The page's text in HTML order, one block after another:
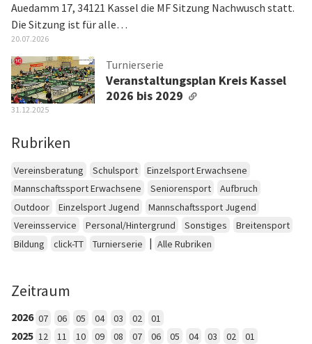
Auedamm 17, 34121 Kassel die MF Sitzung Nachwusch statt.
Die Sitzung ist für alle…
20.07.2026
Turnierserie
Veranstaltungsplan Kreis Kassel
2026 bis 2029
31.12.2025
Rubriken
Vereinsberatung Schulsport
Einzelsport Erwachsene
Mannschaftssport Erwachsene
Seniorensport
Aufbruch
Outdoor
Einzelsport Jugend
Mannschaftssport Jugend
Vereinsservice
Personal/Hintergrund Sonstiges
Breitensport
Bildung
click-TT Turnierserie | Alle Rubriken
Zeitraum
2026 07 06 05 04 03 02 01
2025 12 11 10 09 08 07 06 05 04 03 02 01